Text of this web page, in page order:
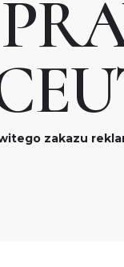
zakazu